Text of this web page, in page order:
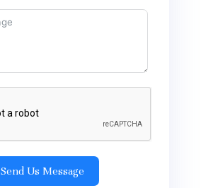
Send Us Message